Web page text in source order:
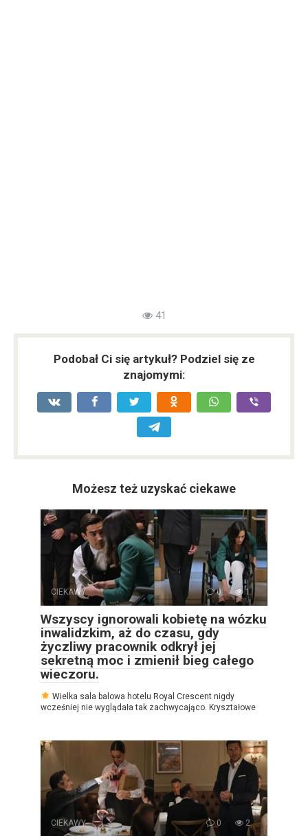
41
Podobał Ci się artykuł? Podziel się ze
znajomymi:
Możesz też uzyskać ciekawe
CIEKAWY 0 1
Wszyscy ignorowali kobietę na wózku
inwalidzkim, aż do czasu, gdy
życzliwy pracownik odkrył jej
sekretną moc i zmienił bieg całego
wieczoru.
Wielka sala balowa hotelu Royal Crescent nigdy
wcześniej nie wyglądała tak zachwycająco. Kryształowe
CIEKAWY 0 2